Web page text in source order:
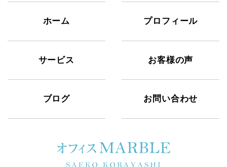
ホーム プロフィール
サービス お客様の声
ブログ お問い合わせ